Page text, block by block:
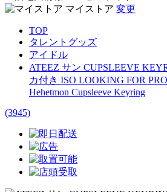
マイストア 変更
TOP
タレントグッズ
アイドル
ATEEZ サン CUPSLEEVE
カ付き ISO LOOKING FOR
Hehetmon Cupsleeve Keyring
(3945)